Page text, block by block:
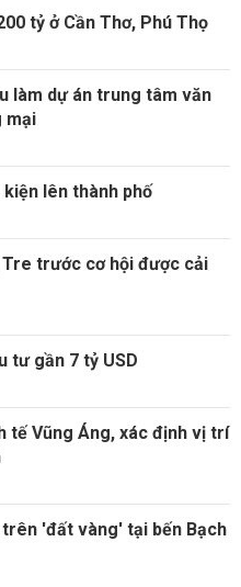
tỷ ở Cần Thơ, Phú Thọ
làm dự án trung tâm văn
mại
kiện lên thành phố
trước cơ hội được cải
tư gần 7 tỷ USD
tế Vũng Áng, xác định vị trí
'đất vàng' tại bến Bạch